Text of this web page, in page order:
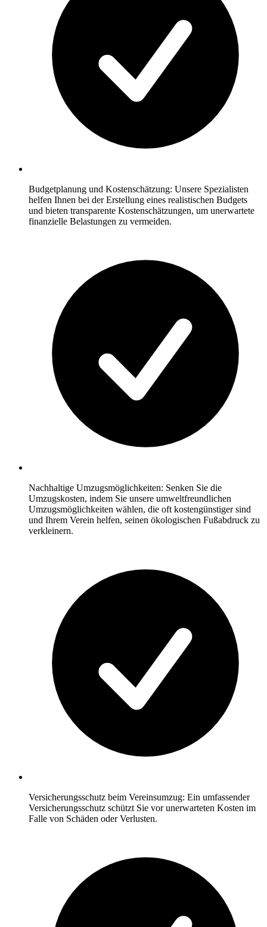
Budgetplanung und Kostenschätzung: Unsere Spezialisten
helfen Ihnen bei der Erstellung eines realistischen Budgets
und bieten transparente Kostenschätzungen, um unerwartete
finanzielle Belastungen zu vermeiden.
Nachhaltige Umzugsmöglichkeiten: Senken Sie die
Umzugskosten, indem Sie unsere umweltfreundlichen
Umzugsmöglichkeiten wählen, die oft kostengünstiger sind
und Ihrem Verein helfen, seinen ökologischen Fußabdruck zu
verkleinern.
Versicherungsschutz beim Vereinsumzug: Ein umfassender
Versicherungsschutz schützt Sie vor unerwarteten Kosten im
Falle von Schäden oder Verlusten.